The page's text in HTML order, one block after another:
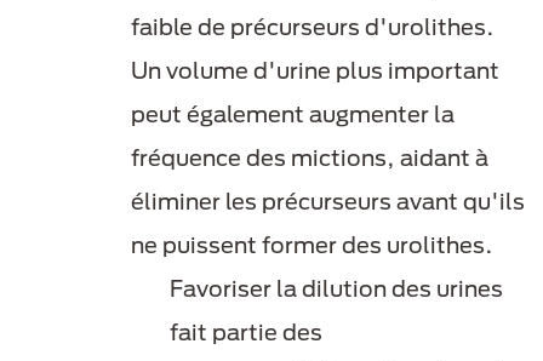
faible de précurseurs d'urolithes.
Un volume d'urine plus important
peut également augmenter la
fréquence des mictions, aidant à
éliminer les précurseurs avant qu'ils
ne puissent former des urolithes.
Favoriser la dilution des urines
fait partie des